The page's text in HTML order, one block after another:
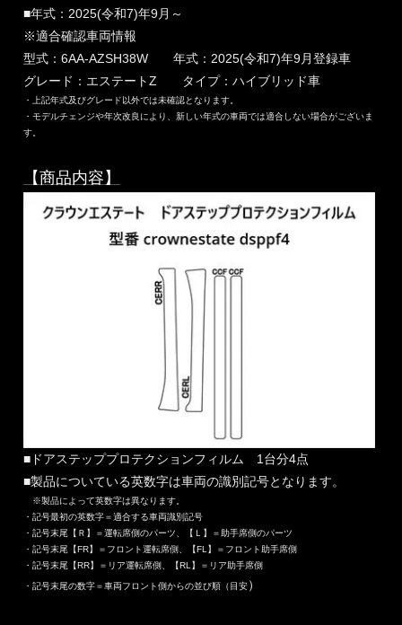
■年式：2025(令和7)年9月～
※適合確認車両情報
型式：6AA-AZSH38W 年式：2025(令和7)年9月登録車
グレード：エステートZ タイプ：ハイブリッド車
・上記年式及びグレード以外では未確認となります。
・モデルチェンジや年次改良により、新しい年式の車両では適合しない場合がございま
す。
【商品内容】
■ドアステッププロテクションフィルム 1台分4点
■製品についている英数字は車両の識別記号となります。
※製品によって英数字は異なります。
・記号最初の英数字＝適合する車両識別記号
・記号末尾【Ｒ】＝運転席側のパーツ、【Ｌ】＝助手席側のパーツ
・記号末尾【FR】＝フロント運転席側、【FL】＝フロント助手席側
・記号末尾【RR】＝リア運転席側、【RL】＝リア助手席側
・記号末尾の数字＝車両フロント側からの並び順（目安）